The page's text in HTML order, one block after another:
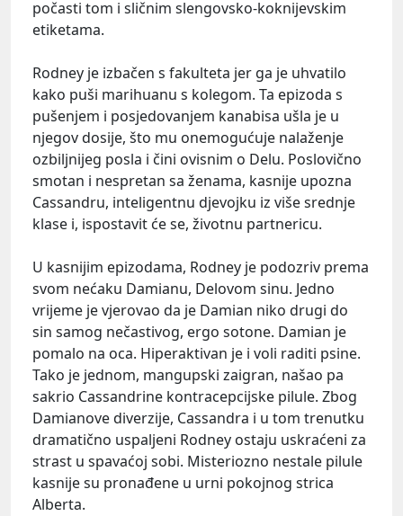
počasti tom i sličnim slengovsko-koknijevskim
etiketama.
Rodney je izbačen s fakulteta jer ga je uhvatilo
kako puši marihuanu s kolegom. Ta epizoda s
pušenjem i posjedovanjem kanabisa ušla je u
njegov dosije, što mu onemogućuje nalaženje
ozbiljnijeg posla i čini ovisnim o Delu. Poslovično
smotan i nespretan sa ženama, kasnije upozna
Cassandru, inteligentnu djevojku iz više srednje
klase i, ispostavit će se, životnu partnericu.
U kasnijim epizodama, Rodney je podozriv prema
svom nećaku Damianu, Delovom sinu. Jedno
vrijeme je vjerovao da je Damian niko drugi do
sin samog nečastivog, ergo sotone. Damian je
pomalo na oca. Hiperaktivan je i voli raditi psine.
Tako je jednom, mangupski zaigran, našao pa
sakrio Cassandrine kontracepcijske pilule. Zbog
Damianove diverzije, Cassandra i u tom trenutku
dramatično uspaljeni Rodney ostaju uskraćeni za
strast u spavaćoj sobi. Misteriozno nestale pilule
kasnije su pronađene u urni pokojnog strica
Alberta.